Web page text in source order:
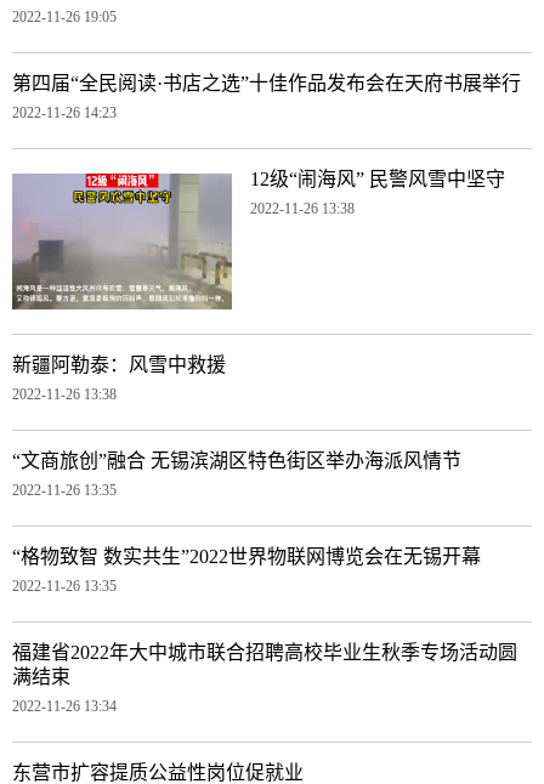
2022-11-26 19:05
第四届“全民阅读·书店之选”十佳作品发布会在天府书展举行
2022-11-26 14:23
12级“闹海风” 民警风雪中坚守
2022-11-26 13:38
新疆阿勒泰：风雪中救援
2022-11-26 13:38
“文商旅创”融合 无锡滨湖区特色街区举办海派风情节
2022-11-26 13:35
“格物致智 数实共生”2022世界物联网博览会在无锡开幕
2022-11-26 13:35
福建省2022年大中城市联合招聘高校毕业生秋季专场活动圆
满结束
2022-11-26 13:34
东营市扩容提质公益性岗位促就业